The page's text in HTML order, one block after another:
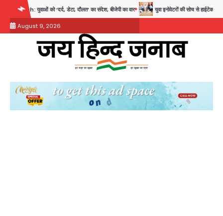
content
डेटा, दौलत’ का संदेश, बीजेपी का वार युवा इनोवेटरों की सोच से हाईटेक होगी दिल्ली पुलिस
August 9, 2026